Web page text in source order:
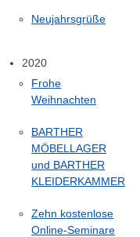
Neujahrsgrüße
2020
Frohe
Weihnachten
BARTHER
MÖBELLAGER
und BARTHER
KLEIDERKAMMER
Zehn kostenlose
Online-Seminare